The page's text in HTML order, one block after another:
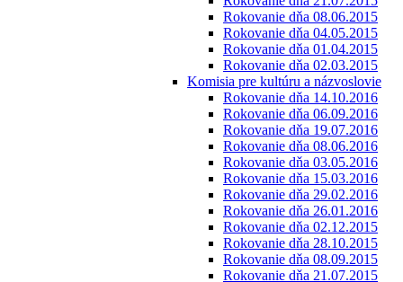
Rokovanie dňa 08.06.2015
Rokovanie dňa 04.05.2015
Rokovanie dňa 01.04.2015
Rokovanie dňa 02.03.2015
Komisia pre kultúru a názvoslovie
Rokovanie dňa 14.10.2016
Rokovanie dňa 06.09.2016
Rokovanie dňa 19.07.2016
Rokovanie dňa 08.06.2016
Rokovanie dňa 03.05.2016
Rokovanie dňa 15.03.2016
Rokovanie dňa 29.02.2016
Rokovanie dňa 26.01.2016
Rokovanie dňa 02.12.2015
Rokovanie dňa 28.10.2015
Rokovanie dňa 08.09.2015
Rokovanie dňa 21.07.2015